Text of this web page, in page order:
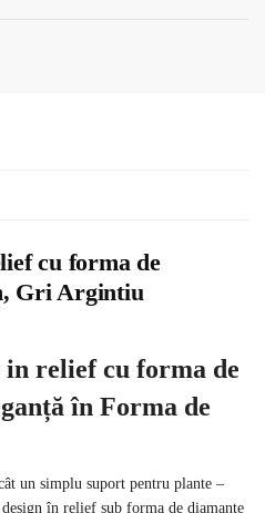
cu forma de
Gri Argintiu
relief cu forma de
în Forma de
un simplu suport pentru plante –
în relief sub forma de diamante